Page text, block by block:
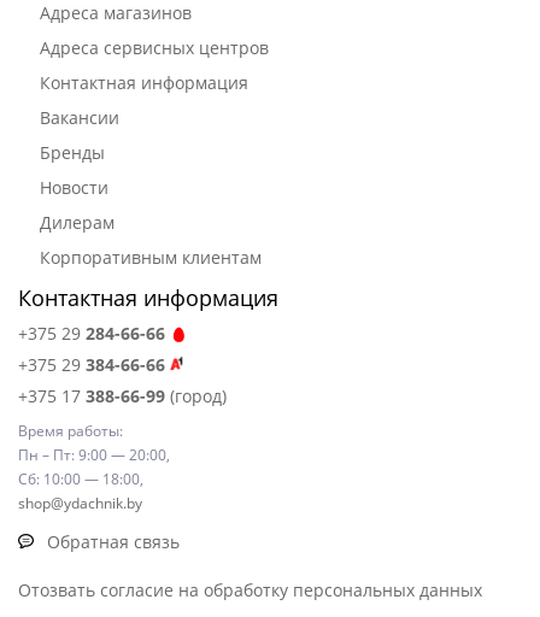
Адреса магазинов
Адреса сервисных центров
Контактная информация
Вакансии
Бренды
Новости
Дилерам
Корпоративным клиентам
Контактная информация
+375 29 284-66-66
+375 29 384-66-66
+375 17 388-66-99 (город)
Время работы:
Пн – Пт: 9:00 — 20:00,
Сб: 10:00 — 18:00,
shop@ydachnik.by
Обратная связь
Отозвать согласие на обработку персональных данных